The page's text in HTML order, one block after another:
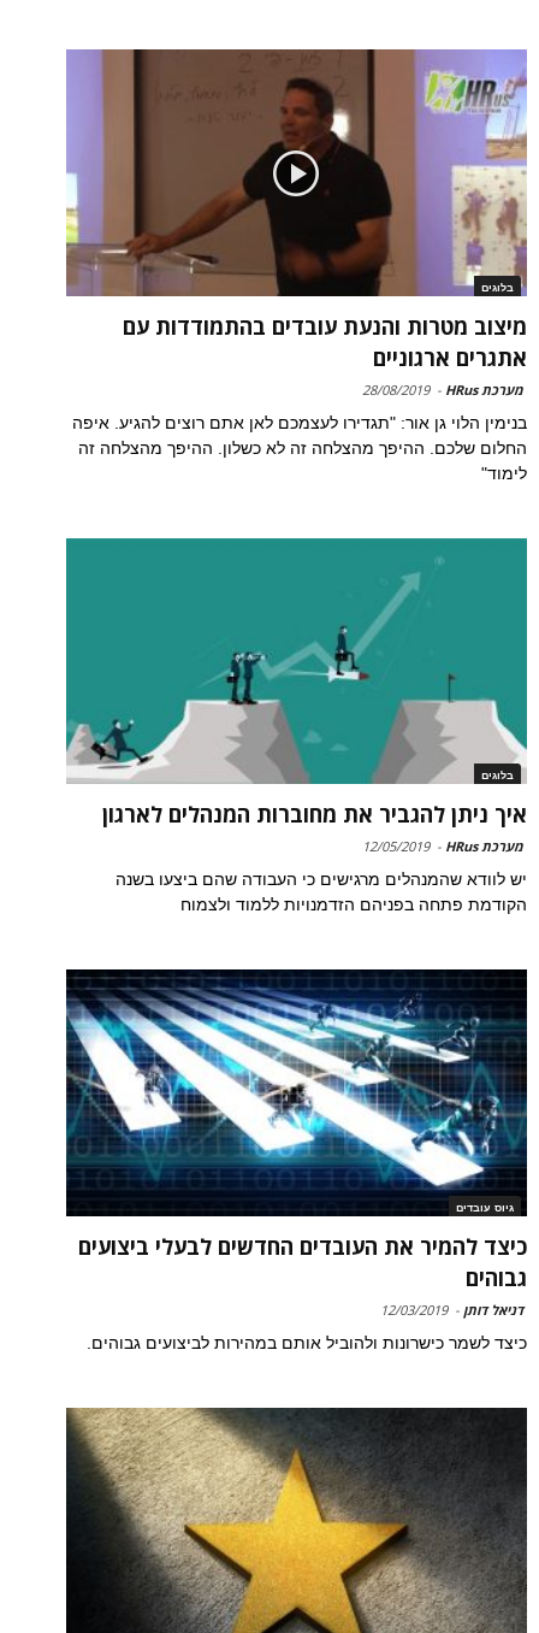
בלוגים
מיצוב מטרות והנעת עובדים בהתמודדות עם
אתגרים ארגוניים
מערכת HRus -
28/08/2019
בנימין הלוי גן אור: "תגדירו לעצמכם לאן אתם רוצים להגיע. איפה
החלום שלכם. ההיפך מהצלחה זה לא כשלון. ההיפך מהצלחה זה
לימוד"
בלוגים
איך ניתן להגביר את מחוברות המנהלים לארגון
מערכת HRus -
12/05/2019
יש לוודא שהמנהלים מרגישים כי העבודה שהם ביצעו בשנה
הקודמת פתחה בפניהם הזדמנויות ללמוד ולצמוח
גיוס עובדים
כיצד להמיר את העובדים החדשים לבעלי ביצועים
גבוהים
דניאל דותן -
12/03/2019
כיצד לשמר כישרונות ולהוביל אותם במהירות לביצועים גבוהים.